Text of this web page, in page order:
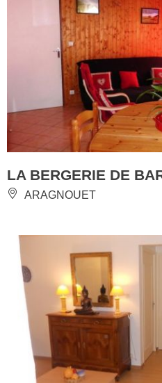
LA BERGERIE DE
ARAGNOUET